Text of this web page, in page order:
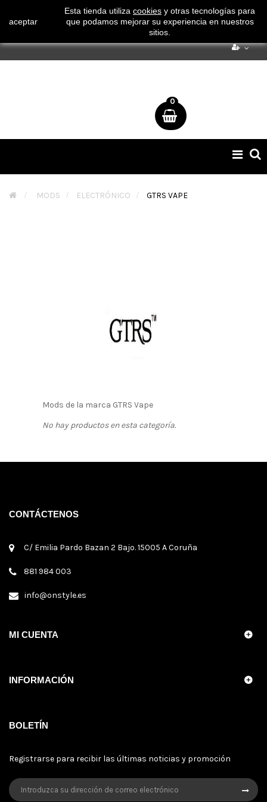
¡ Consigue tu envío gratuito por compras superiores a 50€
!
0
de
> MODS > ELECTRÓNICO > GTRS VAPE
Mods de la marca GTRS Vape
No hay productos en esta categoría.
CONTÁCTENOS
C/ Emilia Pardo Bazan 2 Bajo. 15005 A Coruña
881 984 003
info@onstyle.es
MI CUENTA
INFORMACIÓN
BOLETÍN
Registrarse para recibir las últimas noticias y promoción
aceptar
Esta tienda utiliza cookies y otras tecnologías para
que podamos mejorar su experiencia en nuestros
sitios.